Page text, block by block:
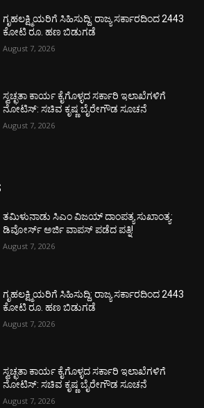
ಗೃಹಲಕ್ಷ್ಮಿಯರಿಗೆ ಸಿಹಿಸುದ್ದಿ: ರಾಜ್ಯ ಸರ್ಕಾರದಿಂದ 2443
ಕೋಟಿ ರೂ. ಹಣ ಬಿಡುಗಡೆ
August 7, 2026
ಸ್ವಚ್ಛತಾ ಕಾರ್ಯ ಕೈಗೊಳ್ಳದ ಸರ್ಕಾರಿ ಇಲಾಖೆಗಳಿಗೆ
ನೋಟಿಸ್: ಸಚಿವ ಕೃಷ್ಣ ಬೈರೇಗೌಡ ಸೂಚನೆ
August 7, 2026
ತಮಿಳುನಾಡು ಸಿಎಂ ವಿಜಯ್‌ ದಾಂಪತ್ಯ ಸುಖಾಂತ್ಯ:
ಡಿವೋರ್ಸ್‌ ಅರ್ಜಿ ವಾಪಸ್‌ ಪಡೆದ ಪತ್ನಿ!
August 7, 2026
ಗೃಹಲಕ್ಷ್ಮಿಯರಿಗೆ ಸಿಹಿಸುದ್ದಿ: ರಾಜ್ಯ ಸರ್ಕಾರದಿಂದ 2443
ಕೋಟಿ ರೂ. ಹಣ ಬಿಡುಗಡೆ
August 7, 2026
ಸ್ವಚ್ಛತಾ ಕಾರ್ಯ ಕೈಗೊಳ್ಳದ ಸರ್ಕಾರಿ ಇಲಾಖೆಗಳಿಗೆ
ನೋಟಿಸ್: ಸಚಿವ ಕೃಷ್ಣ ಬೈರೇಗೌಡ ಸೂಚನೆ
August 7, 2026